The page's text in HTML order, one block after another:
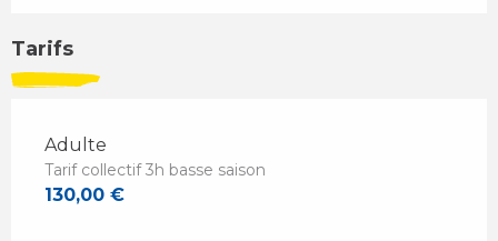
Tarifs
Adulte
Tarif collectif 3h basse saison
130,00 €